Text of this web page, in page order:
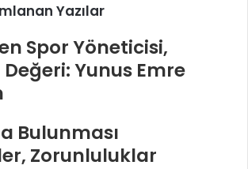
Yazılar
Spor Yöneticisi,
Yunus Emre
Bulunması
Zorunluluklar